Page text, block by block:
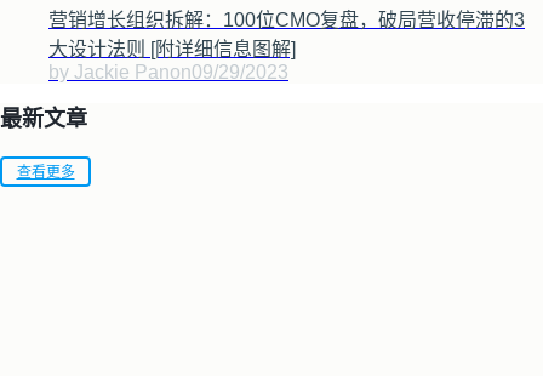
营销增长组织拆解：100位CMO复盘，破局营收停滞的3
大设计法则 [附详细信息图解]
by Jackie Panon09/29/2023
最新文章
查看更多